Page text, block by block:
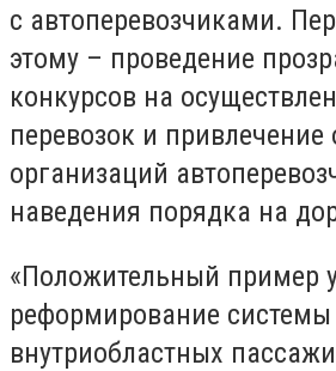
с автоперевозчиками.
этому – проведение
конкурсов на
перевозок и
организаций
наведения порядка на
«Положительный пример
реформирование системы
внутриобластных